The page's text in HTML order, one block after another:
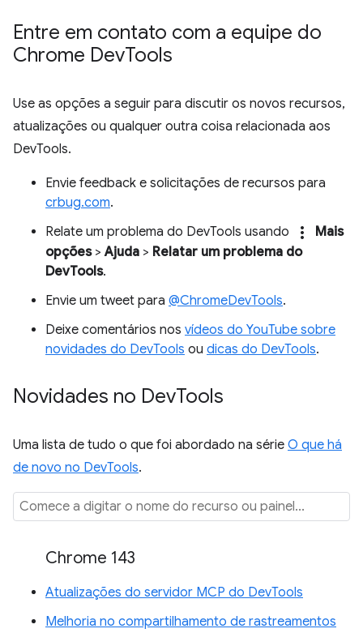
Entre em contato com a equipe do
Chrome DevTools
Use as opções a seguir para discutir os novos recursos,
atualizações ou qualquer outra coisa relacionada aos
DevTools.
Envie feedback e solicitações de recursos para
crbug.com.
Relate um problema do DevTools usando
more_vert
Mais
opções>Ajuda > Relatar um problema do
DevTools.
Envie um tweet para @ChromeDevTools.
Deixe comentários nos vídeos do YouTube sobre
novidades do DevTools ou dicas do DevTools.
Novidades no DevTools
Uma lista de tudo o que foi abordado na série O que há
de novo no DevTools.
Chrome 143
Atualizações do servidor MCP do DevTools
Melhoria no compartilhamento de rastreamentos